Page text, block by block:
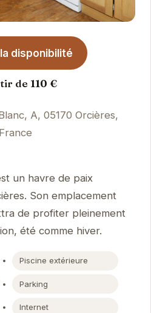
disponibilité
de 110 €
A, 05170 Orcières,
France
un havre de paix
Son emplacement
de profiter pleinement
été comme hiver.
Piscine extérieure
Parking
Internet